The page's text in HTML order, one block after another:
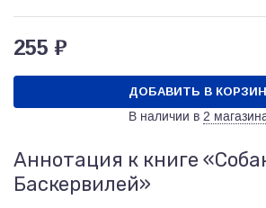
255 ₽
ДОБАВИТЬ В
В наличии в 2
Аннотация к книге
Баскервилей»